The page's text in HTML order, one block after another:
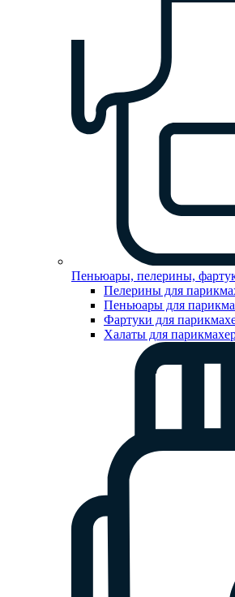
Пеньюары, пелерины,
Пелерины для
Пеньюары для
Фартуки для
Халаты для